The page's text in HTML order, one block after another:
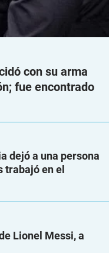
con su arma
fue encontrado
dejó a una persona
trabajó en el
Lionel Messi, a